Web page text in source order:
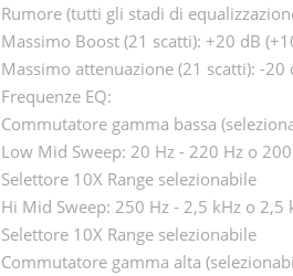
Rumore (tutti gli stadi di
Massimo Boost (21 scatti): +20 dB
Massimo attenuazione (21 scatti): -
Frequenze EQ:
Commutatore gamma bassa
Low Mid Sweep: 20 Hz - 220 Hz o
Selettore 10X Range selezionabile
Hi Mid Sweep: 250 Hz - 2,5 kHz o 2,5
Selettore 10X Range selezionabile
Commutatore gamma alta